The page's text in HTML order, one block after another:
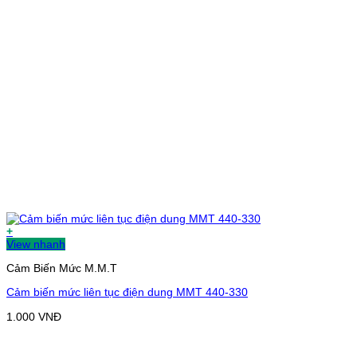
+
View nhanh
Cảm Biến Mức M.M.T
Cảm biến mức liên tục điện dung MMT 440-330
1.000 VNĐ